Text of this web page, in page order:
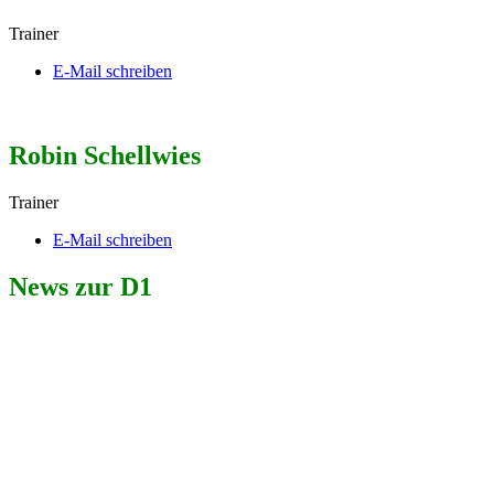
Trainer
E-Mail schreiben
Robin Schellwies
Trainer
E-Mail schreiben
News zur D1